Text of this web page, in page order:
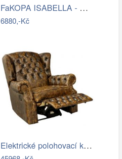
FaKOPA ISABELLA - masivní křeslo z…
6880,-Kč
Elektrické polohovací křeslo…